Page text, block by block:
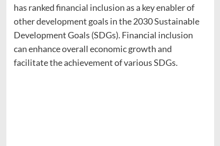
has ranked financial inclusion as a key enabler of
other development goals in the 2030 Sustainable
Development Goals (SDGs). Financial inclusion
can enhance overall economic growth and
facilitate the achievement of various SDGs.